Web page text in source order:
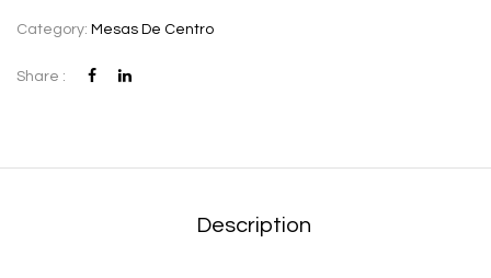
Category: Mesas De Centro
Share :
Description